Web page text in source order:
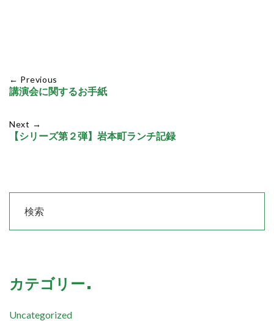
← Previous
講演会に関するお手紙
Next →
【シリーズ第２弾】岩本町ランチ記録
カテゴリー
Uncategorized